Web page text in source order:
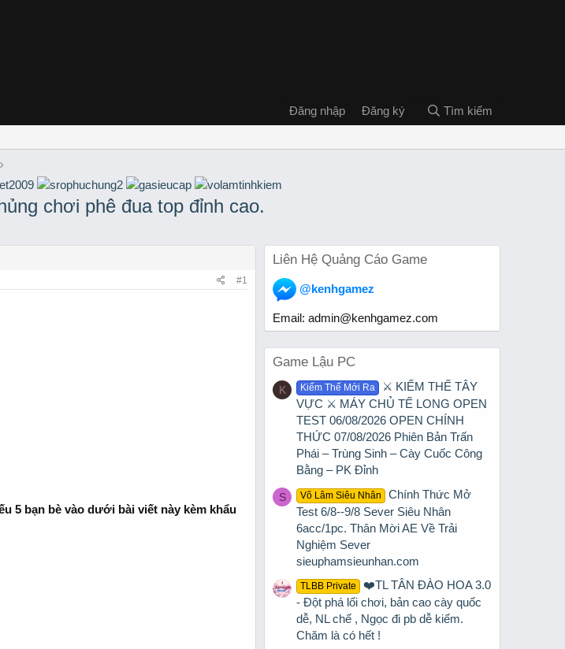
Đăng nhập Đăng ký Tìm kiếm
chơi phê đua top đỉnh cao.
#1
5 bạn bè vào dưới bài viết này kèm khẩu
Liên Hệ Quảng Cáo Game
@kenhgamez
Email: admin@kenhgamez.com
Game Lậu PC
K Kiếm Thế Mới Ra
⚔️ KIẾM THẾ TÂY
VỰC ⚔️ MÁY CHỦ TẾ LONG OPEN
TEST 06/08/2026 OPEN CHÍNH
THỨC 07/08/2026 Phiên Bản Trấn
Phái – Trùng Sinh – Cày Cuốc Công
Bằng – PK Đỉnh
S Võ Lâm Siêu Nhân
Chính Thức Mở
Test 6/8--9/8 Sever Siêu Nhân
6acc/1pc. Thân Mời AE Về Trải
Nghiệm Sever
sieuphamsieunhan.com
TLBB Private
❤️TL TÂN ĐÀO HOA 3.0
- Đột phá lối chơi, bản cao cày quốc
dễ, NL chế , Ngọc đi pb dễ kiếm.
Chăm là có hết !